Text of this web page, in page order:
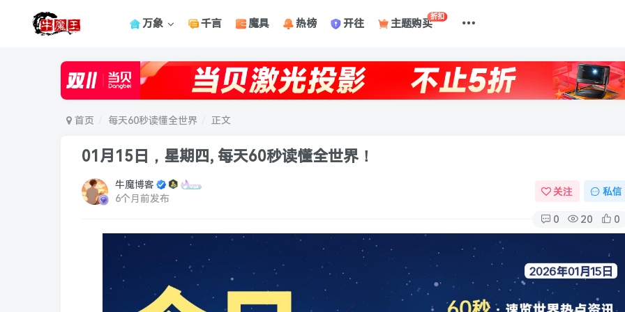
万象 千言 魔具 热榜 开往 主题购买
折扣
首页 每天60秒读懂全世界 正文
01月15日，星期四, 每天60秒读懂全世界！
牛魔博客
6个月前发布
关注 私信
0 20 0